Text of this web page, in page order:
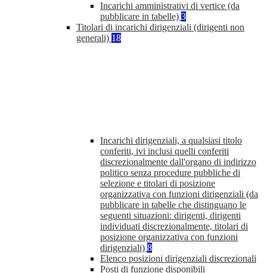
Incarichi amministrativi di vertice (da
pubblicare in tabelle) 3
Titolari di incarichi dirigenziali (dirigenti non
generali) 18
Incarichi dirigenziali, a qualsiasi titolo
conferiti, ivi inclusi quelli conferiti
discrezionalmente dall'organo di indirizzo
politico senza procedure pubbliche di
selezione e titolari di posizione
organizzativa con funzioni dirigenziali (da
pubblicare in tabelle che distinguano le
seguenti situazioni: dirigenti, dirigenti
individuati discrezionalmente, titolari di
posizione organizzativa con funzioni
dirigenziali) 8
Elenco posizioni dirigenziali discrezionali
Posti di funzione disponibili